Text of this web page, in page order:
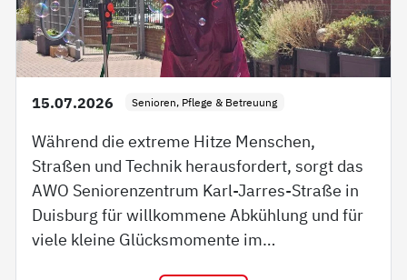
15.07.2026 Senioren, Pflege & Betreuung
Während die extreme Hitze Menschen,
Straßen und Technik herausfordert, sorgt das
AWO Seniorenzentrum Karl-Jarres-Straße in
Duisburg für willkommene Abkühlung und für
viele kleine Glücksmomente im…